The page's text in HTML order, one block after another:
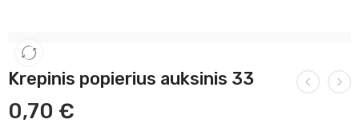
Krepinis popierius auksinis 33
0,70 €